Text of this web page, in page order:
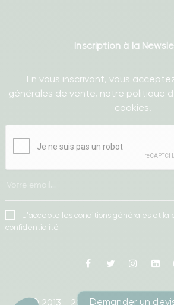
Inscription à la
En vous inscrivant, vous
générales de vente, notre politique
cookies.
J'accepte les conditions générales et la
confidentialité
Facebook
Twitter
© 2013 - 2026Ameublea.Tous
Demander un